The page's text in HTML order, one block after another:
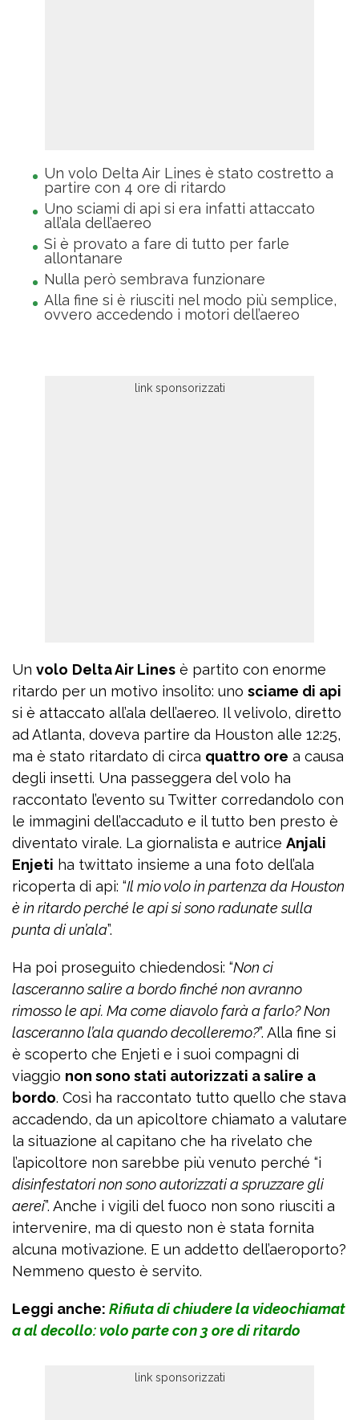
Un volo Delta Air Lines è stato costretto a
partire con 4 ore di ritardo
Uno sciami di api si era infatti attaccato
all’ala dell’aereo
Si è provato a fare di tutto per farle
allontanare
Nulla però sembrava funzionare
Alla fine si è riusciti nel modo più semplice,
ovvero accedendo i motori dell’aereo
Un volo Delta Air Lines è partito con enorme
ritardo per un motivo insolito: uno sciame di api
si è attaccato all’ala dell’aereo. Il velivolo, diretto
ad Atlanta, doveva partire da Houston alle 12:25,
ma è stato ritardato di circa quattro ore a causa
degli insetti. Una passeggera del volo ha
raccontato l’evento su Twitter corredandolo con
le immagini dell’accaduto e il tutto ben presto è
diventato virale. La giornalista e autrice Anjali
Enjeti ha twittato insieme a una foto dell’ala
ricoperta di api: “Il mio volo in partenza da Houston
è in ritardo perché le api si sono radunate sulla
punta di un’ala”.
Ha poi proseguito chiedendosi: “Non ci
lasceranno salire a bordo finché non avranno
rimosso le api. Ma come diavolo farà a farlo? Non
lasceranno l’ala quando decolleremo?”. Alla fine si
è scoperto che Enjeti e i suoi compagni di
viaggio non sono stati autorizzati a salire a
bordo. Così ha raccontato tutto quello che stava
accadendo, da un apicoltore chiamato a valutare
la situazione al capitano che ha rivelato che
l’apicoltore non sarebbe più venuto perché “i
disinfestatori non sono autorizzati a spruzzare gli
aerei”. Anche i vigili del fuoco non sono riusciti a
intervenire, ma di questo non è stata fornita
alcuna motivazione. E un addetto dell’aeroporto?
Nemmeno questo è servito.
Leggi anche: Rifiuta di chiudere la videochiamat
a al decollo: volo parte con 3 ore di ritardo